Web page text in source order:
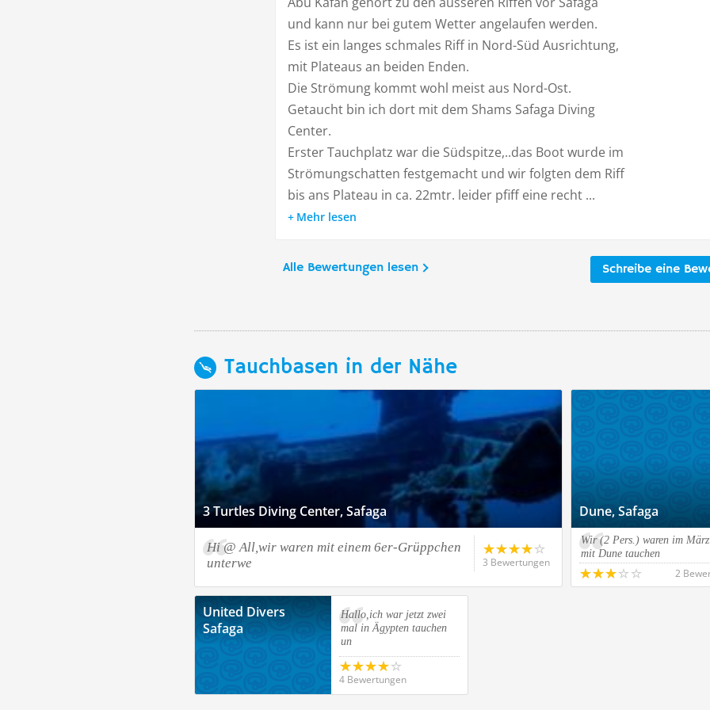
und kann nur bei gutem Wetter angelaufen werden.
Es ist ein langes schmales Riff in Nord-Süd Ausrichtung,
mit Plateaus an beiden Enden.
Die Strömung kommt wohl meist aus Nord-Ost.
Getaucht bin ich dort mit dem Shams Safaga Diving
Center.
Erster Tauchplatz war die Südspitze,..das Boot wurde im
Strömungschatten festgemacht und wir folgten dem Riff
bis ans Plateau in ca. 22mtr. leider pfiff eine recht ...
Mehr lesen
Schreibe eine
Alle Bewertungen lesen
Tauchbasen in der Nähe
3 Turtles Diving Center, Safaga
Hi @ All,wir waren mit einem 6er-Grüppchen
unterwe
3 Bewertungen
Dune, Safaga
Wir (2 Pers.) waren im
mit Dune tauchen
2
United Divers
Safaga
Hallo,ich war jetzt zwei
mal in Ägypten tauchen
un
4 Bewertungen